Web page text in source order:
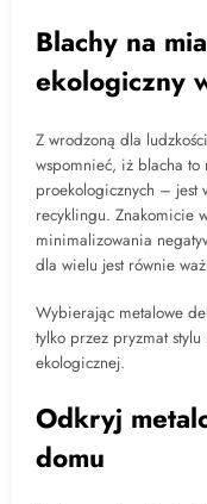
Blachy na
ekologiczny
Z wrodzoną dla
wspomnieć, iż blacha to
proekologicznych – jest
recyklingu. Znakomicie
minimalizowania
dla wielu jest równie
Wybierając metalowe
tylko przez pryzmat
ekologicznej.
Odkryj
domu